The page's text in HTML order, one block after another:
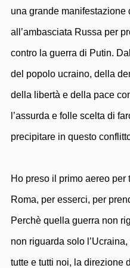
una grande manifestazione
all’ambasciata Russa per
contro la guerra di Putin.
del popolo ucraino, della
della libertà e della pace
l’assurda e folle scelta di
precipitare in questo
Ho preso il primo aereo per
Roma, per esserci, per
Perchè quella guerra non
non riguarda solo
tutte e tutti noi, la direzione